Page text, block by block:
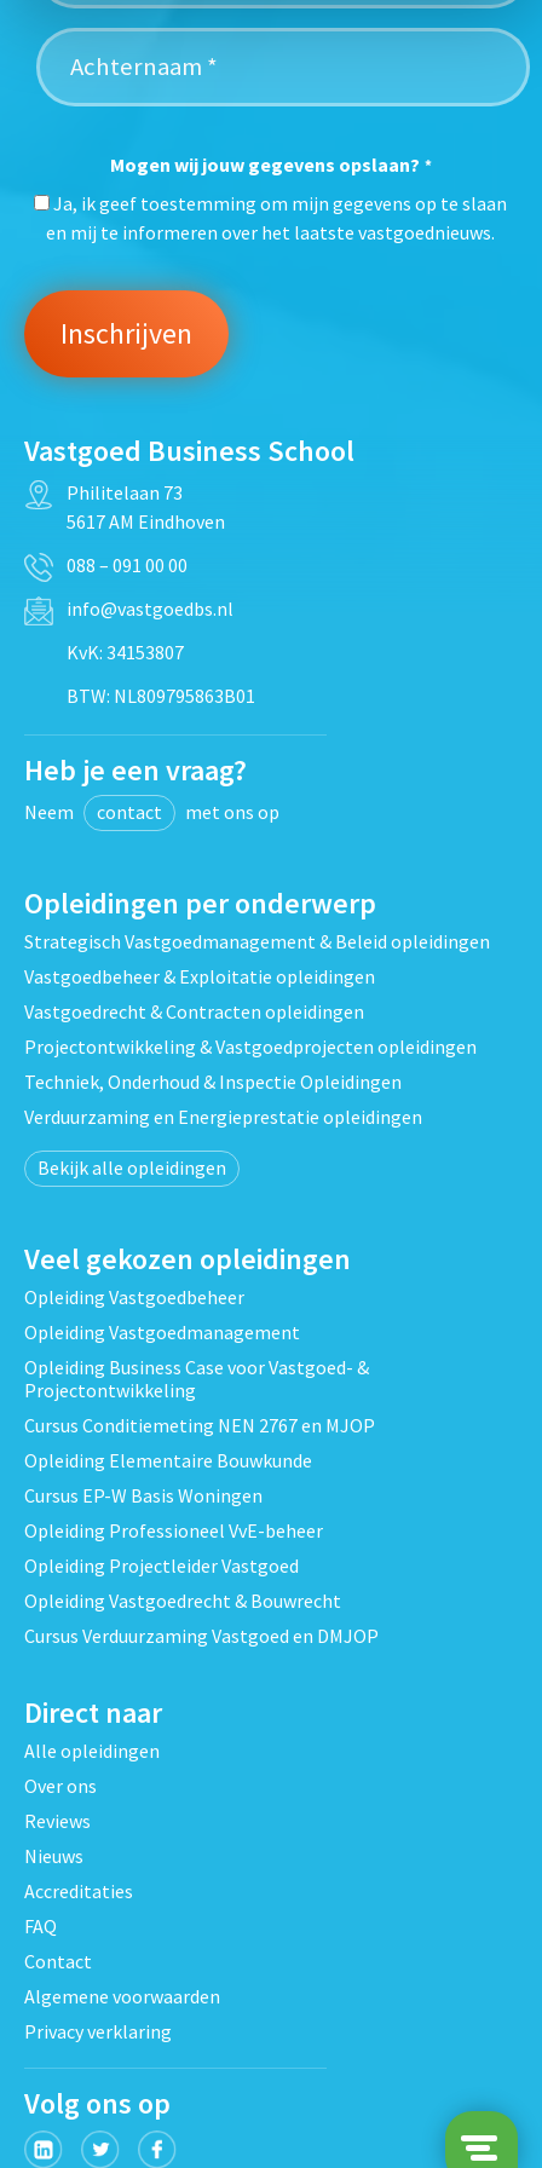
Mogen wij jouw gegevens opslaan? *
Ja, ik geef toestemming om mijn gegevens op te slaan
en mij te informeren over het laatste vastgoednieuws.
Vastgoed Business School
Philitelaan 73
5617 AM Eindhoven
088 – 091 00 00
info@vastgoedbs.nl
KvK: 34153807
BTW: NL809795863B01
Heb je een vraag?
Neem contact met ons op
Opleidingen per onderwerp
Strategisch Vastgoedmanagement & Beleid opleidingen
Vastgoedbeheer & Exploitatie opleidingen
Vastgoedrecht & Contracten opleidingen
Projectontwikkeling & Vastgoedprojecten opleidingen
Techniek, Onderhoud & Inspectie Opleidingen
Verduurzaming en Energieprestatie opleidingen
Bekijk alle opleidingen
Veel gekozen opleidingen
Opleiding Vastgoedbeheer
Opleiding Vastgoedmanagement
Opleiding Business Case voor Vastgoed- &
Projectontwikkeling
Cursus Conditiemeting NEN 2767 en MJOP
Opleiding Elementaire Bouwkunde
Cursus EP-W Basis Woningen
Opleiding Professioneel VvE-beheer
Opleiding Projectleider Vastgoed
Opleiding Vastgoedrecht & Bouwrecht
Cursus Verduurzaming Vastgoed en DMJOP
Direct naar
Alle opleidingen
Over ons
Reviews
Nieuws
Accreditaties
FAQ
Contact
Algemene voorwaarden
Privacy verklaring
Volg ons op